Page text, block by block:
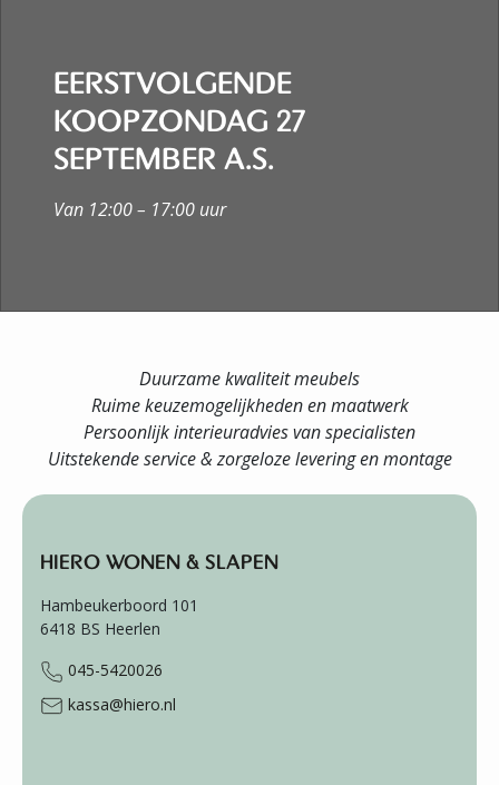
EERSTVOLGENDE
KOOPZONDAG 27
SEPTEMBER A.S.
Van 12:00 – 17:00 uur
Duurzame kwaliteit meubels
Ruime keuzemogelijkheden en maatwerk
Persoonlijk interieuradvies van specialisten
Uitstekende service & zorgeloze levering en montage
HIERO WONEN & SLAPEN
Hambeukerboord 101
6418 BS Heerlen
045-5420026
kassa@hiero.nl